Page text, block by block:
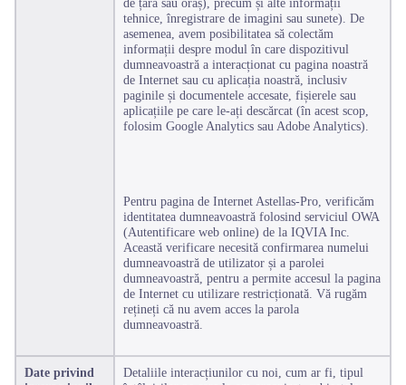
tehnice, înregistrare de imagini sau sunete). De
asemenea, avem posibilitatea să colectăm
informații despre modul în care dispozitivul
dumneavoastră a interacționat cu pagina noastră
de Internet sau cu aplicația noastră, inclusiv
paginile și documentele accesate, fișierele sau
aplicațiile pe care le-ați descărcat (în acest scop,
folosim Google Analytics sau Adobe Analytics).
Pentru pagina de Internet Astellas-Pro, verificăm
identitatea dumneavoastră folosind serviciul OWA
(Autentificare web online) de la IQVIA Inc.
Această verificare necesită confirmarea numelui
dumneavoastră de utilizator și a parolei
dumneavoastră, pentru a permite accesul la pagina
de Internet cu utilizare restricționată. Vă rugăm
rețineți că nu avem acces la parola
dumneavoastră.
Date privind
Detaliile interacțiunilor cu noi, cum ar fi, tipul